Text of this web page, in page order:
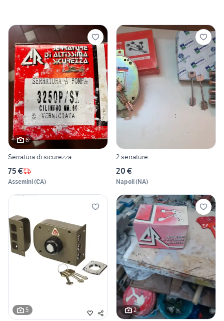
6
Serratura di sicurezza
75 €
Assemini(CA)
2 serrature
20 €
Napoli(NA)
5 2